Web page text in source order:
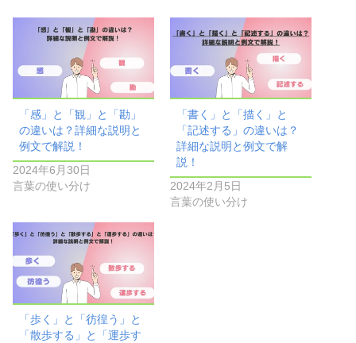
「感」と「観」と「勘」
の違いは？詳細な説明と
例文で解説！
2024年6月30日
言葉の使い分け
「書く」と「描く」と
「記述する」の違いは？
詳細な説明と例文で解
説！
2024年2月5日
言葉の使い分け
「歩く」と「彷徨う」と
「散歩する」と「運歩す